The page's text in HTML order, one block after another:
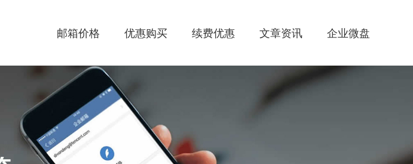
邮箱价格 优惠购买 续费优惠 文章资讯 企业微盘